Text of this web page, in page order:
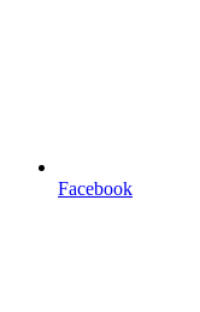
Facebook